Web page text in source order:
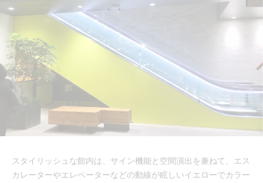
スタイリッシュな館内は、サイン機能と空間演出を兼ねて、エス
カレーターやエレベーターなどの動線が眩しいイエローでカラー